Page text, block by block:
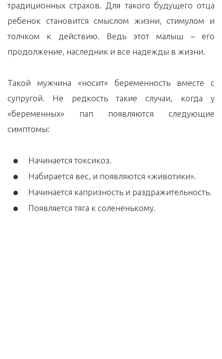
традиционных страхов. Для такого будущего отца
ребенок становится смыслом жизни, стимулом и
толчком к действию. Ведь этот малыш – его
продолжение, наследник и все надежды в жизни.
Такой мужчина «носит» беременность вместе с
супругой. Не редкость такие случаи, когда у
«беременных» пап появляются следующие
симптомы:
Начинается токсикоз.
Набирается вес, и появляются «животики».
Начинается капризность и раздражительность.
Появляется тяга к солененькому.